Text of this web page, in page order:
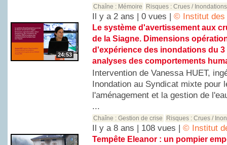
Chaîne : Mémoire Risques :Crues / Inondations
Il y a 2 ans | 0 vues |© Institut des
24:53
Le système d'avertissement aux
de la Siagne. Dimensions
d'expérience des inondations du 3
analyses des comportements
Intervention de Vanessa HUET,
Inondation au Syndicat mixte pour
l'aménagement et la gestion de
...
Chaîne :Gestion de crise Risques :Crues /
Il y a 8 ans | 108 vues |© Institut
Tempête Eleanor : un pompier